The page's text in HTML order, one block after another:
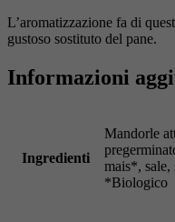
L’aromatizzazione fa di
gustoso sostituto del pane.
Informazioni
Ingredienti
Mandorle
mais*,
*Biologico